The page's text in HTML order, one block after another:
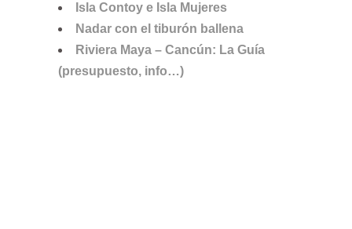
Isla Contoy e Isla Mujeres
Nadar con el tiburón ballena
Riviera Maya – Cancún: La Guía
(presupuesto, info…)